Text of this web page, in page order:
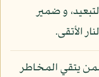
و ضمير
الأتقى.
يتقي المخاطر